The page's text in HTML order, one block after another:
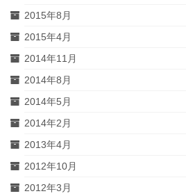
2015年8月
2015年4月
2014年11月
2014年8月
2014年5月
2014年2月
2013年4月
2012年10月
2012年3月